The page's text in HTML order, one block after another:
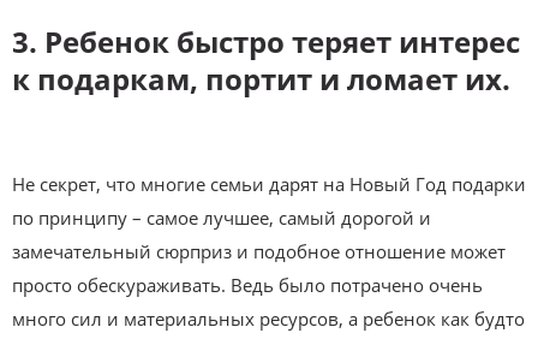
3. Ребенок быстро теряет интерес
к подаркам, портит и ломает их.
Не секрет, что многие семьи дарят на Новый Год подарки
по принципу – самое лучшее, самый дорогой и
замечательный сюрприз и подобное отношение может
просто обескураживать. Ведь было потрачено очень
много сил и материальных ресурсов, а ребенок как будто